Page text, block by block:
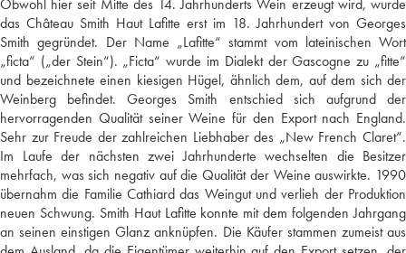
Obwohl hier seit Mitte des 14. Jahrhunderts Wein erzeugt wird, wurde
das Château Smith Haut Lafitte erst im 18. Jahrhundert von Georges
Smith gegründet. Der Name „Lafitte“ stammt vom lateinischen Wort
„ficta“ („der Stein“). „Ficta“ wurde im Dialekt der Gascogne zu „fitte“
und bezeichnete einen kiesigen Hügel, ähnlich dem, auf dem sich der
Weinberg befindet. Georges Smith entschied sich aufgrund der
hervorragenden Qualität seiner Weine für den Export nach England.
Sehr zur Freude der zahlreichen Liebhaber des „New French Claret“.
Im Laufe der nächsten zwei Jahrhunderte wechselten die Besitzer
mehrfach, was sich negativ auf die Qualität der Weine auswirkte. 1990
übernahm die Familie Cathiard das Weingut und verlieh der Produktion
neuen Schwung. Smith Haut Lafitte konnte mit dem folgenden Jahrgang
an seinen einstigen Glanz anknüpfen. Die Käufer stammen zumeist aus